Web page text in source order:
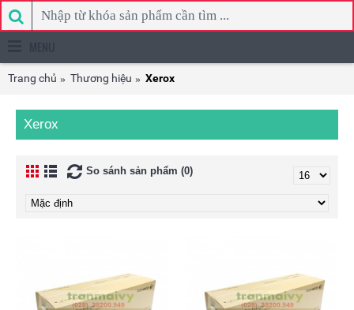
Trang chủ Thương hiệu Xerox
Xerox
So sánh sản phẩm (0)